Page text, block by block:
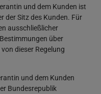
und dem Kunden ist
der Sitz des Kunden. Für
ausschließlicher
über
dieser Regelung
und dem Kunden
Bundesrepublik